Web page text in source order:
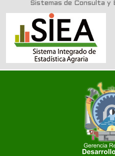
Sistemas de Consulta y